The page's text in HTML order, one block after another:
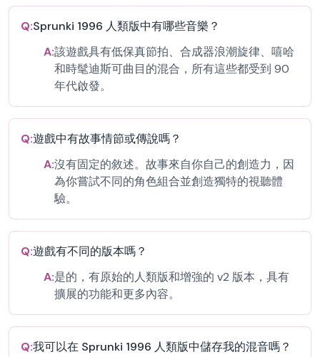
Q:Sprunki 1996 人類版中有哪些音樂？
A:該遊戲具有低保真節拍、合成器浪潮旋律、嘻哈
和時髦迪斯可曲目的混合，所有這些都受到 90
年代啟發。
Q:遊戲中有故事情節或傳說嗎？
A:沒有固定的敘述。故事來自你自己的創造力，因
為你嘗試不同的角色組合並創造獨特的視聽體
驗。
Q:遊戲有不同的版本嗎？
A:是的，有原始的人類版和增強的 v2 版本，具有
擴展的功能和更多內容。
Q:我可以在 Sprunki 1996 人類版中儲存我的混音嗎？